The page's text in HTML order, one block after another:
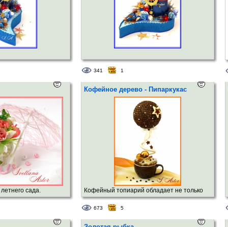
341 1
сада.
Кофейное дерево - Пипаркукас
Кофейный топиарий обладает не только
свойствами всех топиариев приносить
счастье в дом и является украшением
интерьера, но ещё обладает
673 5